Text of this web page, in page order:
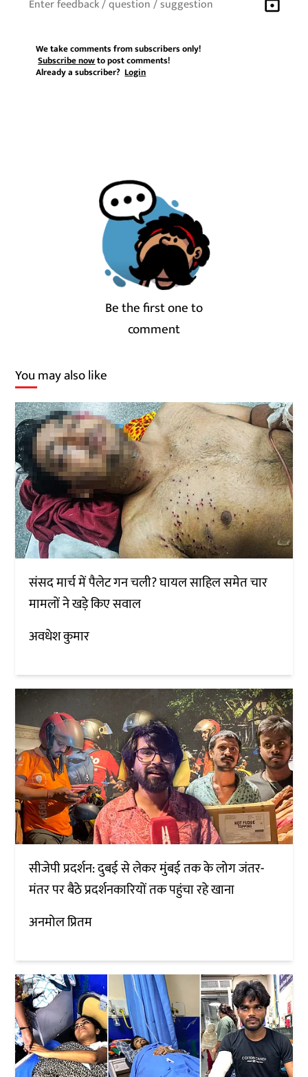
We take comments from subscribers only!
Subscribe nowto post comments!
Already a subscriber?Login
Be the first one to
comment
You may also like
संसद मार्च में पैलेट गन चली? घायल साहिल समेत चार
मामलों ने खड़े किए सवाल
अवधेश कुमार
सीजेपी प्रदर्शन: दुबई से लेकर मुंबई तक के लोग जंतर-
मंतर पर बैठे प्रदर्शनकारियों तक पहुंचा रहे खाना
अनमोल प्रितम